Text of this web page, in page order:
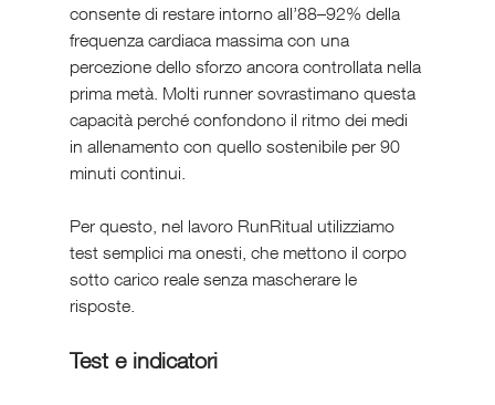
consente di restare intorno all’88–92% della
frequenza cardiaca massima con una
percezione dello sforzo ancora controllata nella
prima metà. Molti runner sovrastimano questa
capacità perché confondono il ritmo dei medi
in allenamento con quello sostenibile per 90
minuti continui.
Per questo, nel lavoro RunRitual utilizziamo
test semplici ma onesti, che mettono il corpo
sotto carico reale senza mascherare le
risposte.
Test e indicatori